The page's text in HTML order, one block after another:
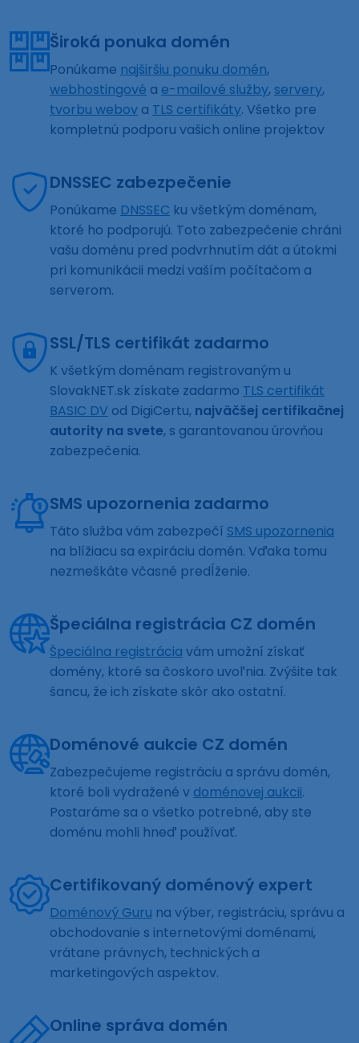
Široká ponuka domén
Ponúkame najširšiu ponuku domén,
webhostingové a e-mailové služby, servery,
tvorbu webov a TLS certifikáty. Všetko pre
kompletnú podporu vašich online projektov
DNSSEC zabezpečenie
Ponúkame DNSSEC ku všetkým doménam,
ktoré ho podporujú. Toto zabezpečenie chráni
vašu doménu pred podvrhnutím dát a útokmi
pri komunikácii medzi vaším počítačom a
serverom.
SSL/TLS certifikát zadarmo
K všetkým doménam registrovaným u
SlovakNET.sk získate zadarmo TLS certifikát
BASIC DV od DigiCertu, najväčšej certifikačnej
autority na svete, s garantovanou úrovňou
zabezpečenia.
SMS upozornenia zadarmo
Táto služba vám zabezpečí SMS upozornenia
na blížiacu sa expiráciu domén. Vďaka tomu
nezmeškáte včasné predĺženie.
Špeciálna registrácia CZ domén
Špeciálna registrácia vám umožní získať
domény, ktoré sa čoskoro uvoľnia. Zvýšite tak
šancu, že ich získate skôr ako ostatní.
Doménové aukcie CZ domén
Zabezpečujeme registráciu a správu domén,
ktoré boli vydražené v doménovej aukcii.
Postaráme sa o všetko potrebné, aby ste
doménu mohli hneď používať.
Certifikovaný doménový expert
Doménový Guru na výber, registráciu, správu a
obchodovanie s internetovými doménami,
vrátane právnych, technických a
marketingových aspektov.
Online správa domén